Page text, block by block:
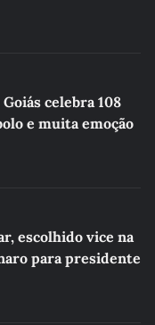
celebra 108
e muita emoção
escolhido vice na
para presidente